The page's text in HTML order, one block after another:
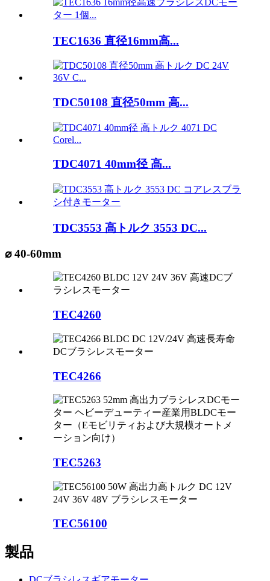
TEC1636 直径16mm高...
TDC50108 直径50mm 高...
TDC4071 40mm径 高...
TDC3553 高トルク 3553 DC...
⌀ 40-60mm
TEC4260
TEC4266
TEC5263
TEC56100
製品